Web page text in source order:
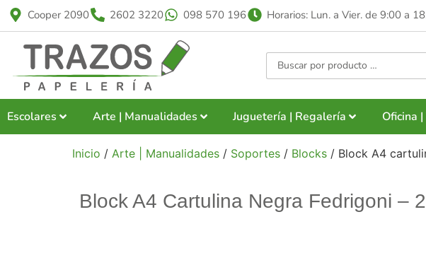
Cooper 2090 2602 3220 098 570 196 Horarios: Lun. a Vier. de 9:00 a
Escolares Arte | Manualidades Juguetería | Regalería Oficina
Inicio / Arte | Manualidades / Soportes / Blocks / Block A4
Block A4 Cartulina Negra Fedrigoni –